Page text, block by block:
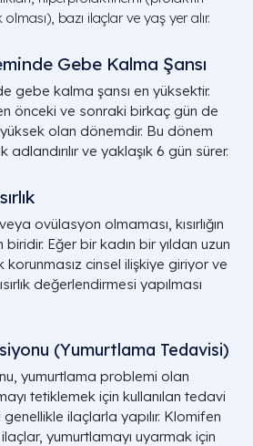
bazı ilaçlar ve yaş yer alır.
Gebe Kalma Şansı
gebe kalma şansı en yüksektir.
önceki ve sonraki birkaç gün de
yüksek olan dönemdir. Bu dönem
ve yaklaşık 6 gün sürer.
ovülasyon olmaması, kısırlığın
Eğer bir kadın bir yıldan uzun
cinsel ilişkiye giriyor ve
değerlendirmesi yapılması
(Yumurtlama Tedavisi)
yumurtlama problemi olan
tetiklemek için kullanılan tedavi
ilaçlarla yapılır. Klomifen
yumurtlamayı uyarmak için